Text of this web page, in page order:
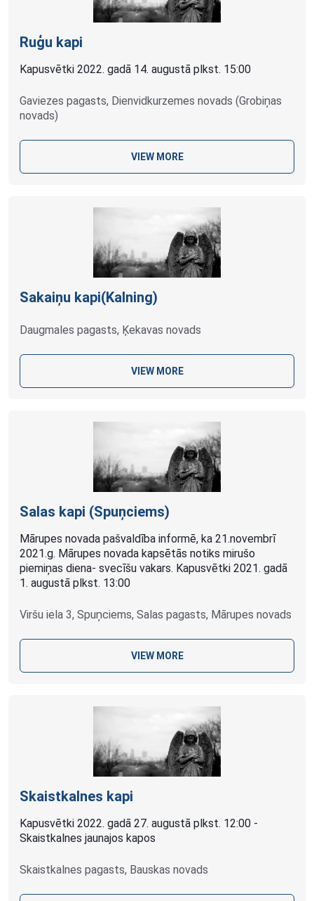
Ruģu kapi
Kapusvētki 2022. gadā 14. augustā plkst. 15:00
Gaviezes pagasts, Dienvidkurzemes novads (Grobiņas
novads)
VIEW MORE
Sakaiņu kapi(Kalning)
Daugmales pagasts, Ķekavas novads
VIEW MORE
Salas kapi (Spuņciems)
Mārupes novada pašvaldība informē, ka 21.novembrī
2021.g. Mārupes novada kapsētās notiks mirušo
piemiņas diena- svecīšu vakars. Kapusvētki 2021. gadā
1. augustā plkst. 13:00
Viršu iela 3, Spuņciems, Salas pagasts, Mārupes novads
VIEW MORE
Skaistkalnes kapi
Kapusvētki 2022. gadā 27. augustā plkst. 12:00 -
Skaistkalnes jaunajos kapos
Skaistkalnes pagasts, Bauskas novads